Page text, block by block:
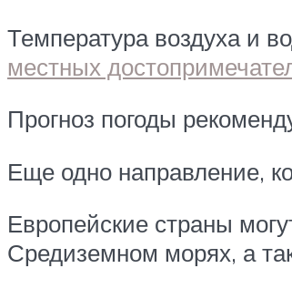
Температура воздуха и
местных
Прогноз погоды
Еще одно направление,
Европейские страны
Средиземном морях, а